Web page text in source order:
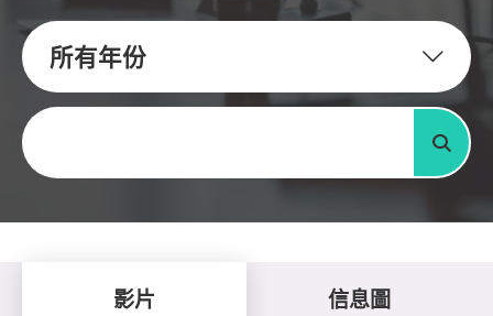
所有年份
關鍵字
搜尋
影片 信息圖